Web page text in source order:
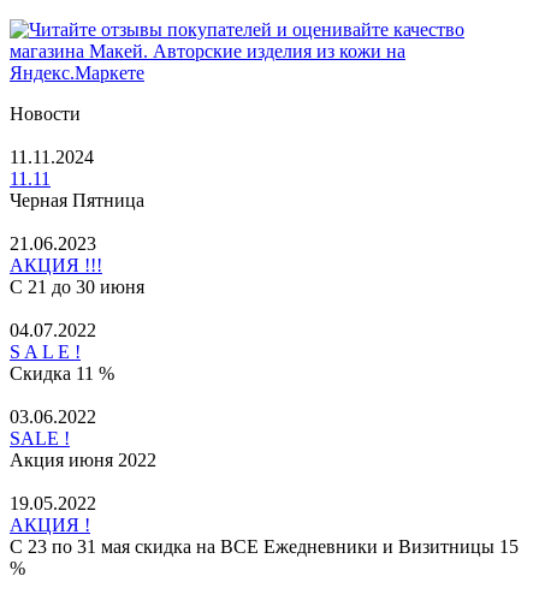
Новости
11.11.2024
11.11
Черная Пятница
21.06.2023
АКЦИЯ !!!
С 21 до 30 июня
04.07.2022
S A L E !
Скидка 11 %
03.06.2022
SALE !
Акция июня 2022
19.05.2022
АКЦИЯ !
С 23 по 31 мая скидка на ВСЕ Ежедневники и Визитницы 15
%